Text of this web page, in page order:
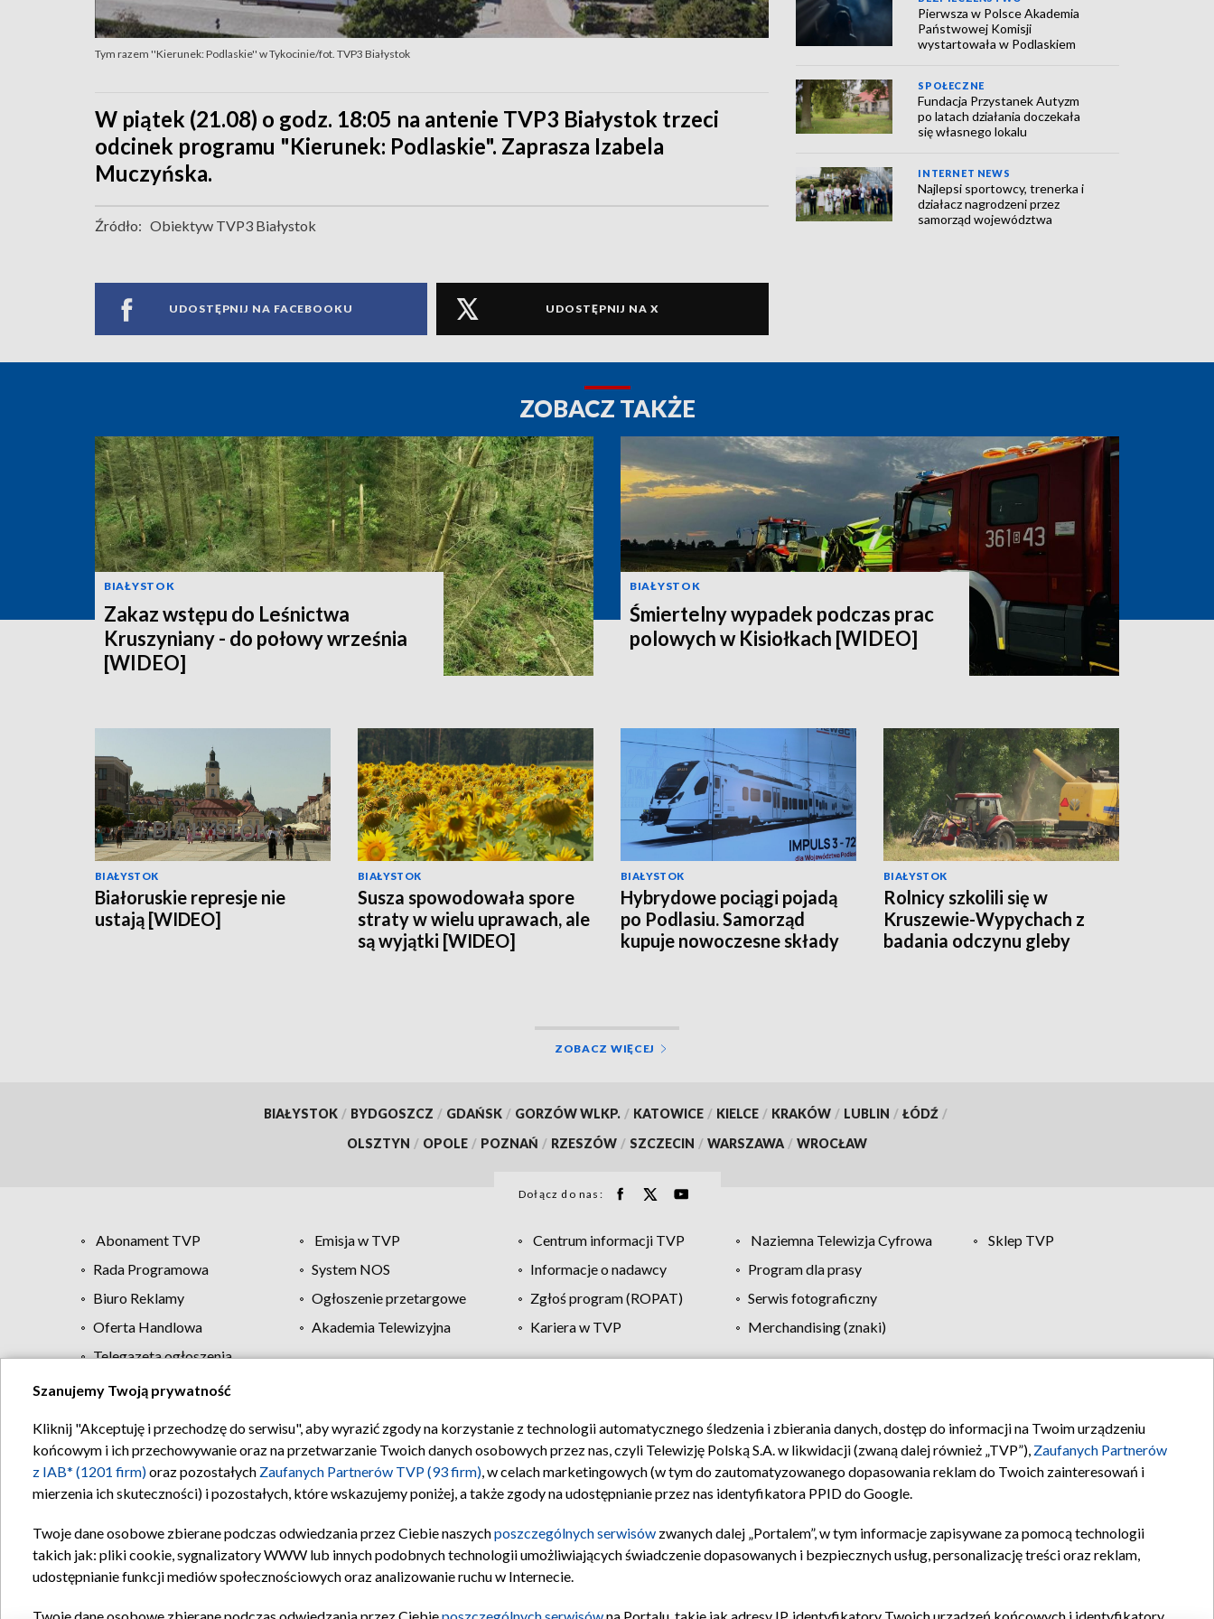
Tym razem ''Kierunek: Podlaskie'' w Tykocinie/fot. TVP3 Białystok
W piątek (21.08) o godz. 18:05 na antenie TVP3 Białystok trzeci
odcinek programu "Kierunek: Podlaskie". Zaprasza Izabela
Muczyńska.
Źródło: Obiektyw TVP3 Białystok
UDOSTĘPNIJ NA FACEBOOKU UDOSTĘPNIJ NA X
Pierwsza w Polsce Akademia
Państwowej Komisji
wystartowała w Podlaskiem
SPOŁECZNE
Fundacja Przystanek Autyzm
po latach działania doczekała
się własnego lokalu
INTERNET NEWS
Najlepsi sportowcy, trenerka i
działacz nagrodzeni przez
samorząd województwa
ZOBACZ TAKŻE
BIAŁYSTOK
Zakaz wstępu do Leśnictwa
Kruszyniany - do połowy września
[WIDEO]
BIAŁYSTOK
Śmiertelny wypadek podczas prac
polowych w Kisiołkach [WIDEO]
BIAŁYSTOK
Białoruskie represje nie
ustają [WIDEO]
BIAŁYSTOK
Susza spowodowała spore
straty w wielu uprawach, ale
są wyjątki [WIDEO]
BIAŁYSTOK
Hybrydowe pociągi pojadą
po Podlasiu. Samorząd
kupuje nowoczesne składy
BIAŁYSTOK
Rolnicy szkolili się w
Kruszewie-Wypychach z
badania odczynu gleby
ZOBACZ WIĘCEJ
BIAŁYSTOK / BYDGOSZCZ / GDAŃSK / GORZÓW WLKP. / KATOWICE / KIELCE / KRAKÓW / LUBLIN / ŁÓDŹ /
OLSZTYN / OPOLE / POZNAŃ / RZESZÓW / SZCZECIN / WARSZAWA / WROCŁAW
Dołącz do nas:
Abonament TVP Emisja w TVP Centrum informacji TVP Naziemna Telewizja Cyfrowa
Sklep TVP
Rada Programowa
System NOS Informacje o nadawcy
Program dla prasy
Biuro Reklamy
Ogłoszenie przetargowe Zgłoś program (ROPAT)
Serwis fotograficzny
Oferta Handlowa
Akademia Telewizyjna Kariera w TVP
Merchandising (znaki)
Telegazeta ogłoszenia
Regulamin TVP Polityka prywatności Moje zgody Pomoc Biuro reklamy Kontakt
Szanujemy Twoją prywatność
Kliknij "Akceptuję i przechodzę do serwisu", aby wyrazić zgody na korzystanie z technologii automatycznego śledzenia i zbierania danych, dostęp do informacji na Twoim urządzeniu
końcowym i ich przechowywanie oraz na przetwarzanie Twoich danych osobowych przez nas, czyli Telewizję Polską S.A. w likwidacji (zwaną dalej również „TVP”), Zaufanych Partnerów
z IAB* (1201 firm)oraz pozostałych Zaufanych Partnerów TVP (93 firm), w celach marketingowych (w tym do zautomatyzowanego dopasowania reklam do Twoich zainteresowań i
mierzenia ich skuteczności) i pozostałych, które wskazujemy poniżej, a także zgody na udostępnianie przez nas identyfikatora PPID do Google.
Twoje dane osobowe zbierane podczas odwiedzania przez Ciebie naszychposzczególnych serwisów zwanych dalej „Portalem”, w tym informacje zapisywane za pomocą technologii
takich jak: pliki cookie, sygnalizatory WWW lub innych podobnych technologii umożliwiających świadczenie dopasowanych i bezpiecznych usług, personalizację treści oraz reklam,
udostępnianie funkcji mediów społecznościowych oraz analizowanie ruchu w Internecie.